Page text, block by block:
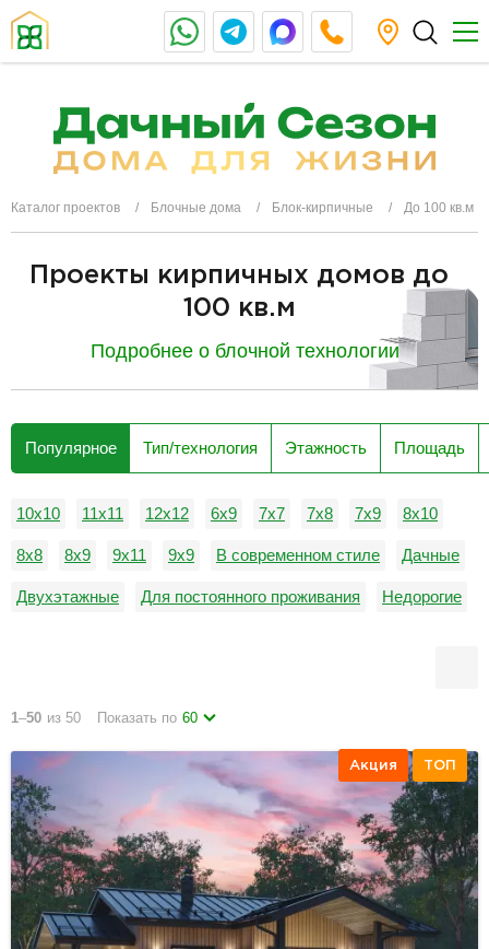
Каталог проектов Блочные дома Блок-кирпичные До 100 кв.м
Проекты кирпичных домов до
100 кв.м
Подробнее о блочной технологии
Популярное Тип/технология Этажность Площадь
10х10 11х11 12х12 6х9 7х7 7х8 7х9 8х10
8х8 8х9 9х11 9х9 В современном стиле Дачные
Двухэтажные Для постоянного проживания Недорогие
1–50 из 50 Показать по 60
Акция ТОП